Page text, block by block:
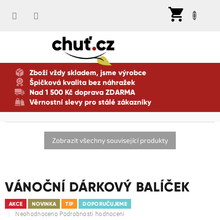
Zboží vždy skladem, jsme výrobce
Špičková kvalita bez náhražek
Nad 1 500 Kč doprava ZDARMA
Věrnostní slevy pro stálé zákazníky
VÁNOČNÍ DÁRKOVÝ BALÍČEK
AKCE NOVINKA TIP DOPORUČUJEME
Průměrné
Neohodnoceno Podrobnosti hodnocení
Zobrazit všechny související produkty